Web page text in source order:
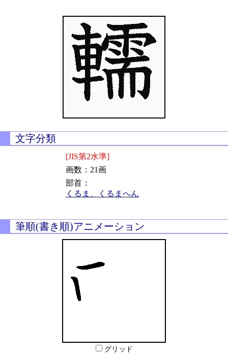
文字分類
[JIS第2水準]
画数：21画
部首：
くるま、くるまへん
筆順(書き順)アニメーション
グリッド